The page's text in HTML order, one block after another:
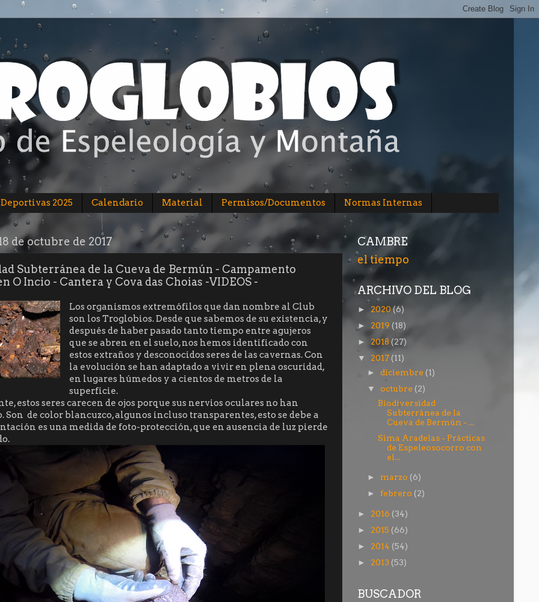
2025 Calendario Material Permisos/Documentos Normas Internas
de octubre de 2017
Subterránea de la Cueva de Bermún - Campamento
O Incio - Cantera y Cova das Choias -VIDEOS -
Los organismos extremófilos que dan nombre al Club
son los Troglobios. Desde que sabemos de su existencia, y
después de haber pasado tanto tiempo entre agujeros
que se abren en el suelo, nos hemos identificado con
estos extraños y desconocidos seres de las cavernas. Con
la evolución se han adaptado a vivir en plena oscuridad,
en lugares húmedos y a cientos de metros de la
superficie.
estos seres carecen de ojos porque sus nervios oculares no han
Son de colorblancuzco, algunos incluso transparentes, esto se debe a
es una medida de foto-protección, que en ausencia de luz pierde
CAMBRE
el tiempo
ARCHIVO DEL BLOG
► 2020(6)
► 2019 (18)
► 2018 (27)
▼ 2017 (11)
►diciembre (1)
▼octubre (2)
Biodiversidad
Subterránea de la
Cueva de Bermún - ...
Sima Aradelas - Prácticas
de Espeleosocorro con
el...
► marzo (6)
► febrero (2)
► 2016 (34)
► 2015 (66)
► 2014 (54)
► 2013 (53)
BUSCADOR